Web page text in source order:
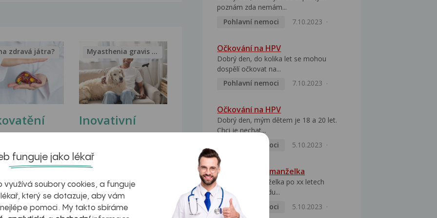
v datech a
zdravá játra?
Inovativní
léčba
myastenie –
kteří ji...
Myasthenia gravis – vše, co...
poznám zda nemám...
Pohlavní nemoci
7.10.2023
Očkování na HPV
Dobrý den, do kolika let se mohou
dospělí očkovat na...
Pohlavní nemoci
7.10.2023
Očkování na HPV
Dobrý den, mým dětem je 18 a 20 let.
Chci je nechat...
Pohlavní nemoci
5.10.2023
HPV pozitivní manželka
Dobrý den, manželka po xx letech
přivezla z Východu...
Pohlavní nemoci
5.10.2023
funguje jako lékař
využívá soubory cookies, a funguje
který se dotazuje, aby vám
pomoci. My takto sbíráme